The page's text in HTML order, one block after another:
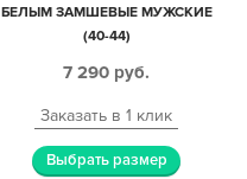
БЕЛЫМ ЗАМШЕВЫЕ МУЖСКИЕ
(40-44)
7 290 руб.
Заказать в 1 клик
Выбрать размер